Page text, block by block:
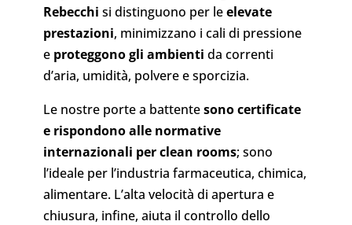
Rebecchi si distinguono per leelevate
prestazioni, minimizzano i cali di pressione
e proteggono gli ambienti da correnti
d’aria, umidità, polvere e sporcizia.
Le nostre porte a battentesono certificate
e rispondono alle normative
internazionali per clean rooms; sono
l’ideale per l’industria farmaceutica, chimica,
alimentare. L’alta velocità di apertura e
chiusura, infine, aiuta il controllo dello